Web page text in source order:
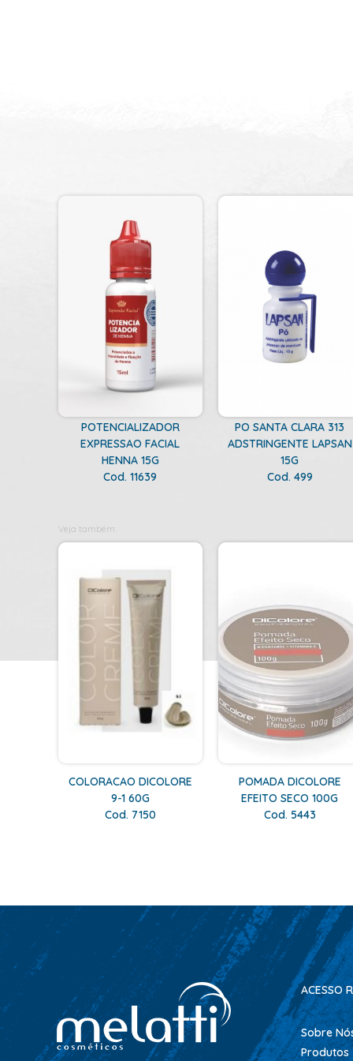
POTENCIALIZADOR
EXPRESSAO FACIAL
HENNA 15G
Cod. 11639
PO SANTA CLARA 313
ADSTRINGENTE LAPSAN
15G
Cod. 499
Veja também:
COLORACAO DICOLORE
9-1 60G
Cod. 7150
POMADA DICOLORE
EFEITO SECO 100G
Cod. 5443
ACESSO
Sobre
Produtos